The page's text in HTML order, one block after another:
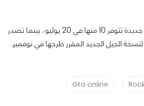
سيكون هناك 17 سيارة جديدة تتوفر 10 منها في 20 يوليو، بينما تصدر
الجيل الجديد المقرر طرحها في نوفمبر.
Gta online